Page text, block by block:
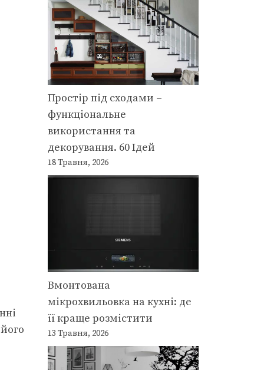
Простір під сходами –
функціональне
використання та
декорування. 60 Ідей
18 Травня, 2026
Вмонтована
мікрохвильовка на кухні: де
її краще розмістити
13 Травня, 2026